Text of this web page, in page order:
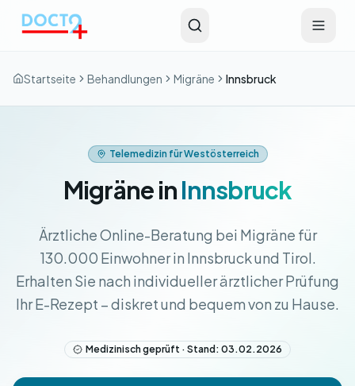
Startseite Behandlungen Migräne Innsbruck
Telemedizin für Westösterreich
Migräne inInnsbruck
Ärztliche Online-Beratung bei Migräne für
130.000 Einwohner in Innsbruck und Tirol.
Erhalten Sie nach individueller ärztlicher Prüfung
Ihr E-Rezept – diskret und bequem von zu Hause.
Medizinisch geprüft · Stand: 03.02.2026